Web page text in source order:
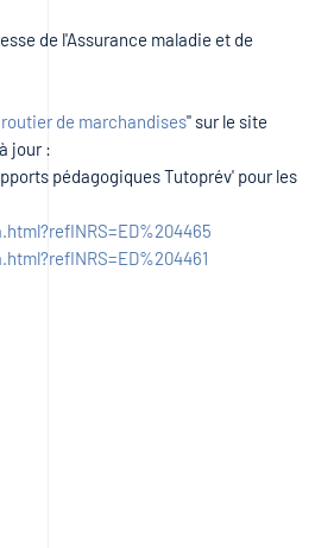
de l'Assurance maladie et de
de marchandises" sur le site
jour :
pédagogiques Tutoprév' pour les